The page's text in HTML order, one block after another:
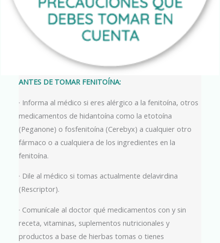
ANTES DE TOMAR FENITOÍNA:
· Informa al médico si eres alérgico a la fenitoína, otros
medicamentos de hidantoína como la etotoína
(Peganone) o fosfenitoína (Cerebyx) a cualquier otro
fármaco o a cualquiera de los ingredientes en la
fenitoína.
· Dile al médico si tomas actualmente delavirdina
(Rescriptor).
· Comunícale al doctor qué medicamentos con y sin
receta, vitaminas, suplementos nutricionales y
productos a base de hierbas tomas o tienes